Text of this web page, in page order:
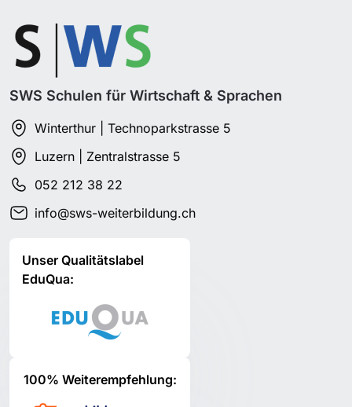
SWS Schulen für Wirtschaft & Sprachen
Winterthur | Technoparkstrasse 5
Luzern | Zentralstrasse 5
052 212 38 22
info@sws-weiterbildung.ch
Unser Qualitätslabel
EduQua:
100% Weiterempfehlung: